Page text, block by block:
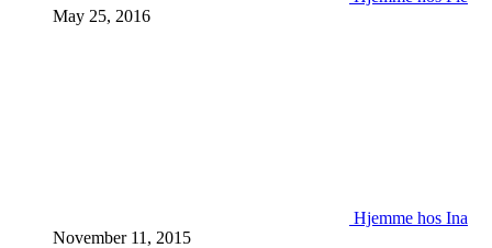
May 25, 2016
Hjemme hos Ina
November 11, 2015